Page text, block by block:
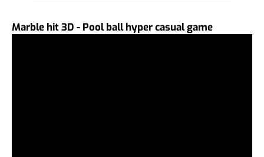
Marble hit 3D - Pool ball hyper casual game